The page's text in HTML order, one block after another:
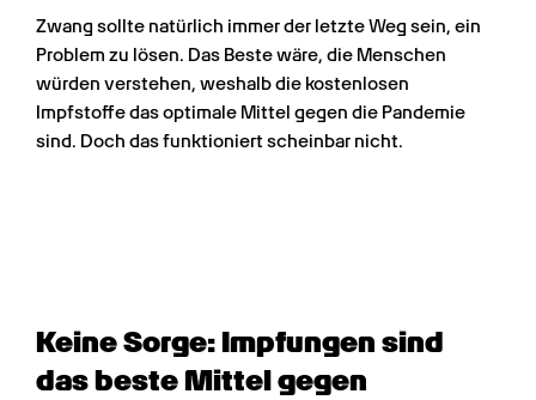
Zwang sollte natürlich immer der letzte Weg sein, ein
Problem zu lösen. Das Beste wäre, die Menschen
würden verstehen, weshalb die kostenlosen
Impfstoffe das optimale Mittel gegen die Pandemie
sind. Doch das funktioniert scheinbar nicht.
Keine Sorge: Impfungen sind
das beste Mittel gegen